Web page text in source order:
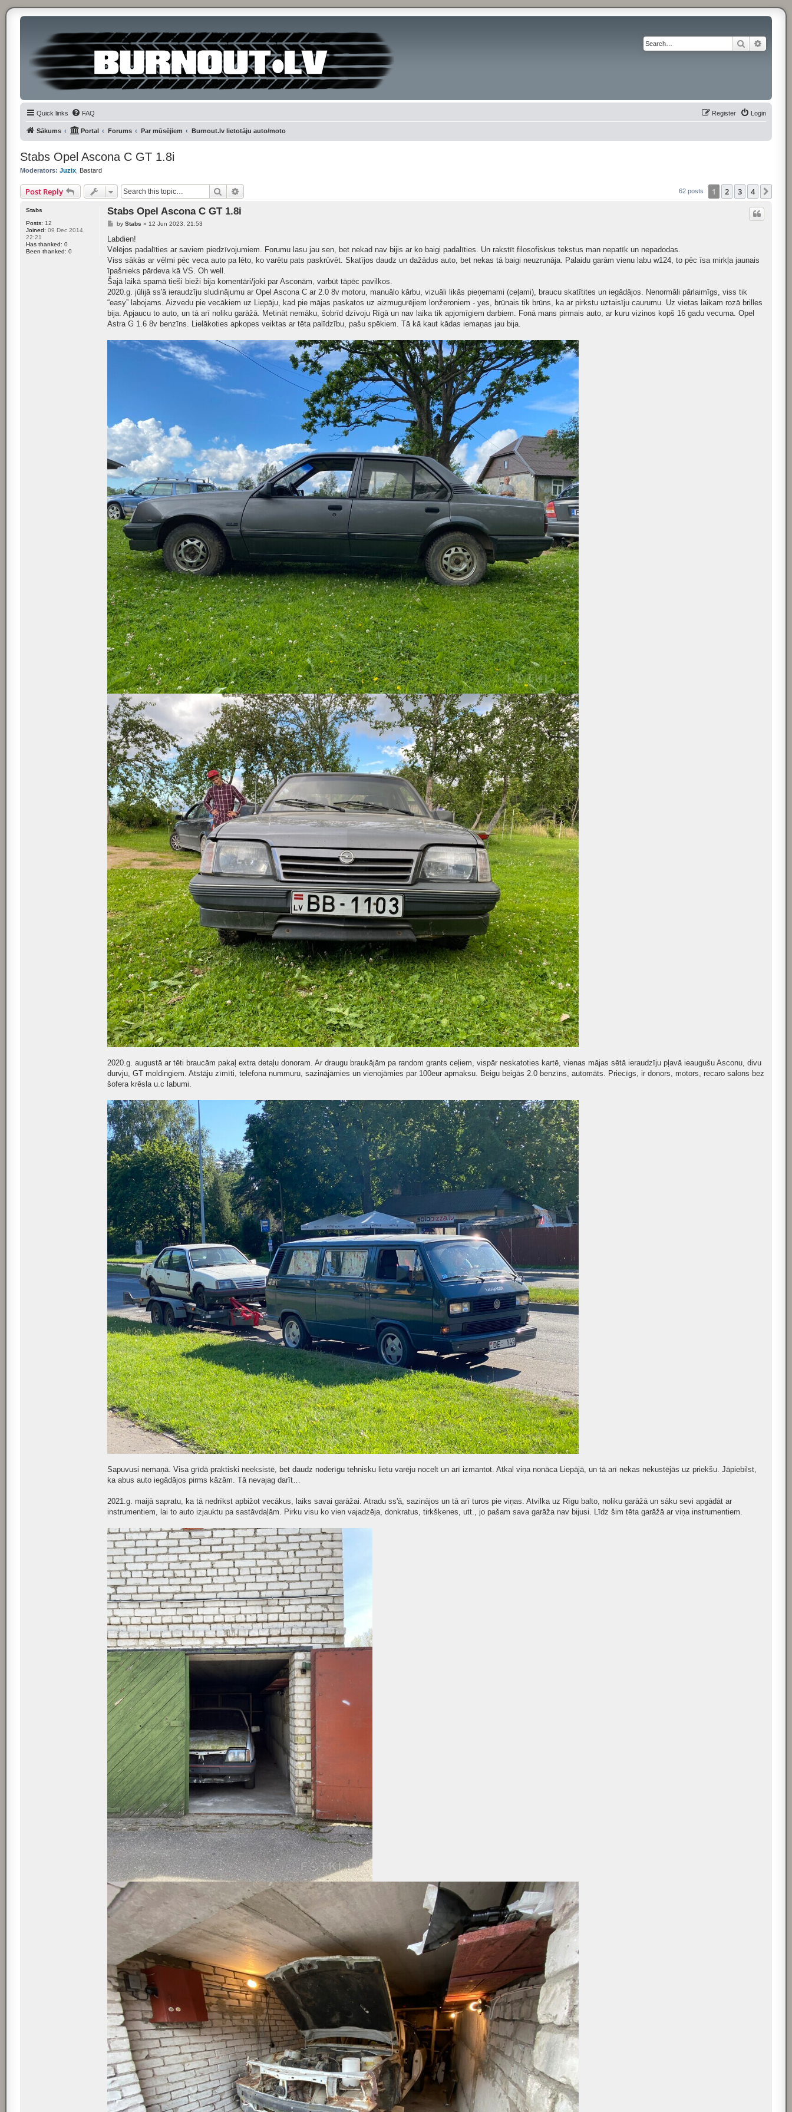
Search
Quick links FAQ Login
Register
Sākums Portal Forums Par mūsējiem Burnout.lv lietotāju auto/moto
Stabs Opel Ascona C GT 1.8i
Moderators: Juzix, Bastard
Post Reply Search 62 posts 1 2 3 4
Stabs
Posts: 12
Joined: 09 Dec 2014,
22:21
Has thanked: 0
Been thanked: 0
Stabs Opel Ascona C GT 1.8i
P
s
by Stabs » 12 Jun 2023, 21:53
Labdien!
Vēlējos padalīties ar saviem piedzīvojumiem. Forumu lasu jau sen, bet nekad nav bijis ar ko baigi padalīties. Un rakstīt filosofiskus tekstus man nepatīk un nepadodas.
Viss sākās ar vēlmi pēc veca auto pa lēto, ko varētu pats paskrūvēt. Skatījos daudz un dažādus auto, bet nekas tā baigi neuzrunāja. Palaidu garām vienu labu w124, to pēc īsa mirkļa jaunais
īpašnieks pārdeva kā VS. Oh well.
Šajā laikā spamā tieši bieži bija komentāri/joki par Asconām, varbūt tāpēc pavilkos.
2020.g. jūlijā ss'ā ieraudzīju sludinājumu ar Opel Ascona C ar 2.0 8v motoru, manuālo kārbu, vizuāli likās pieņemami (ceļami), braucu skatītites un iegādājos. Nenormāli pārlaimīgs, viss tik
“easy” labojams. Aizvedu pie vecākiem uz Liepāju, kad pie mājas paskatos uz aizmugurējiem lonžeroniem - yes, brūnais tik brūns, ka ar pirkstu uztaisīju caurumu. Uz vietas laikam rozā brilles
bija. Apjaucu to auto, un tā arī noliku garāžā. Metināt nemāku, šobrīd dzīvoju Rīgā un nav laika tik apjomīgiem darbiem. Fonā mans pirmais auto, ar kuru vizinos kopš 16 gadu vecuma. Opel
Astra G 1.6 8v benzīns. Lielākoties apkopes veiktas ar tēta palīdzību, pašu spēkiem. Tā kā kaut kādas iemaņas jau bija.
2020.g. augustā ar tēti braucām pakaļ extra detaļu donoram. Ar draugu braukājām pa random grants ceļiem, vispār neskatoties kartē, vienas mājas sētā ieraudzīju pļavā ieaugušu Asconu, divu
durvju, GT moldingiem. Atstāju zīmīti, telefona nummuru, sazinājāmies un vienojāmies par 100eur apmaksu. Beigu beigās 2.0 benzīns, automāts. Priecīgs, ir donors, motors, recaro salons bez
šofera krēsla u.c labumi.
Sapuvusi nemaņā. Visa grīdā praktiski neeksistē, bet daudz noderīgu tehnisku lietu varēju nocelt un arī izmantot. Atkal viņa nonāca Liepājā, un tā arī nekas nekustējās uz priekšu. Jāpiebilst,
ka abus auto iegādājos pirms kāzām. Tā nevajag darīt…
2021.g. maijā sapratu, ka tā nedrīkst apbižot vecākus, laiks savai garāžai. Atradu ss'ā, sazinājos un tā arī turos pie viņas. Atvilka uz Rīgu balto, noliku garāžā un sāku sevi apgādāt ar
instrumentiem, lai to auto izjauktu pa sastāvdaļām. Pirku visu ko vien vajadzēja, donkratus, tirkšķenes, utt., jo pašam sava garāža nav bijusi. Līdz šim tēta garāžā ar viņa instrumentiem.